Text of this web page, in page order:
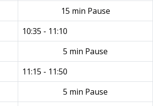
15 min Pause
10:35 - 11:10
5 min Pause
11:15 - 11:50
5 min Pause